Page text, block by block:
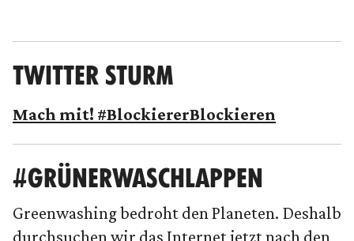
TWITTER STURM
Mach mit! #BlockiererBlockieren
#GRÜNERWASCHLAPPEN
Greenwashing bedroht den Planeten. Deshalb
durchsuchen wir das Internet jetzt nach den